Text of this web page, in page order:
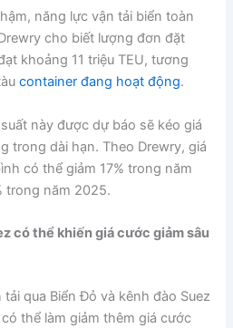
năng lực vận tải biển toàn
cho biết lượng đơn đặt
khoảng 11 triệu TEU, tương
container đang hoạt động.
này được dự báo sẽ kéo giá
trong dài hạn. Theo Drewry, giá
có thể giảm 17% trong năm
trong năm 2025.
có thể khiến giá cước giảm sâu
qua Biển Đỏ và kênh đào Suez
thể làm giảm thêm giá cước